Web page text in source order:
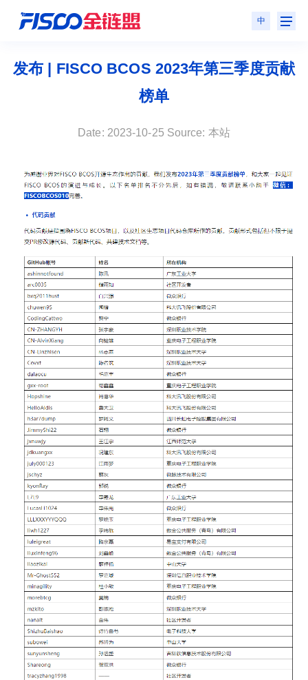
中
发布 | FISCO BCOS 2023年第三季度贡献
榜单
Date: 2023-10-25 Source: 本站